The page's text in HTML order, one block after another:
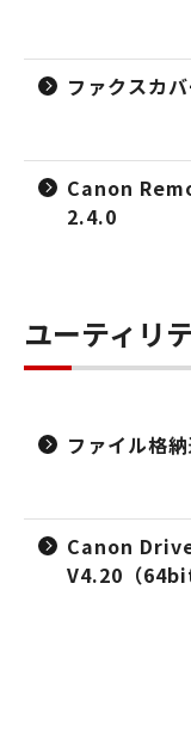
ファクスカ
Canon
2.4.0
ユーティリ
ファイル格
Canon
V4.20（64bit